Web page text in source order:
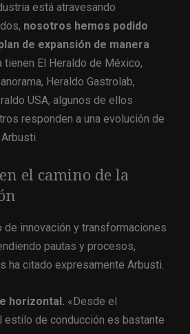
está atravesando
nosotros hemos podido
de expansión de manera
tienen El Heraldo de México,
Heraldo Gastrolab,
USA, algunos de ellos
responden a una evolución de
el camino de la
innovación y transformaciones
pautas y procesos,
ha citado expresamente Arbusti.
horizontal. «Desde el
estilo de conducción es bastante